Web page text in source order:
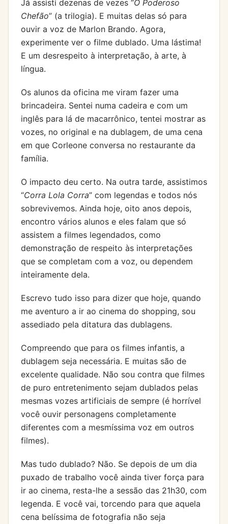
Já assisti dezenas de vezes “O Poderoso
Chefão” (a trilogia). E muitas delas só para
ouvir a voz de Marlon Brando. Agora,
experimente ver o filme dublado. Uma lástima!
E um desrespeito à interpretação, à arte, à
língua.
Os alunos da oficina me viram fazer uma
brincadeira. Sentei numa cadeira e com um
inglês para lá de macarrônico, tentei mostrar as
vozes, no original e na dublagem, de uma cena
em que Corleone conversa no restaurante da
família.
O impacto deu certo. Na outra tarde, assistimos
“Corra Lola Corra” com legendas e todos nós
sobrevivemos. Ainda hoje, oito anos depois,
encontro vários alunos e eles falam que só
assistem a filmes legendados, como
demonstração de respeito às interpretações
que se completam com a voz, ou dependem
inteiramente dela.
Escrevo tudo isso para dizer que hoje, quando
me aventuro a ir ao cinema do shopping, sou
assediado pela ditatura das dublagens.
Compreendo que para os filmes infantis, a
dublagem seja necessária. E muitas são de
excelente qualidade. Não sou contra que filmes
de puro entretenimento sejam dublados pelas
mesmas vozes artificiais de sempre (é horrível
você ouvir personagens completamente
diferentes com a mesmíssima voz em outros
filmes).
Mas tudo dublado? Não. Se depois de um dia
puxado de trabalho você ainda tiver força para
ir ao cinema, resta-lhe a sessão das 21h30, com
legenda. E você vai, torcendo para que aquela
cena belíssima de fotografia não seja